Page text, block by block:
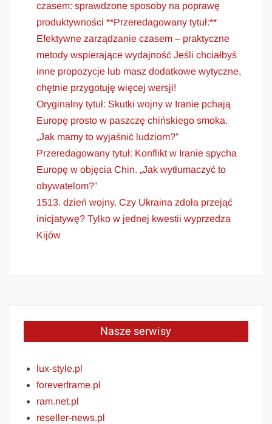
czasem: sprawdzone sposoby na poprawę
produktywności **Przeredagowany tytuł:**
Efektywne zarządzanie czasem – praktyczne
metody wspierające wydajność Jeśli chciałbyś
inne propozycje lub masz dodatkowe wytyczne,
chętnie przygotuję więcej wersji!
Oryginalny tytuł: Skutki wojny w Iranie pchają
Europę prosto w paszczę chińskiego smoka.
„Jak mamy to wyjaśnić ludziom?”
Przeredagowany tytuł: Konflikt w Iranie spycha
Europę w objęcia Chin. „Jak wytłumaczyć to
obywatelom?”
1513. dzień wojny. Czy Ukraina zdoła przejąć
inicjatywę? Tylko w jednej kwestii wyprzedza
Kijów
Nasze serwisy
lux-style.pl
foreverframe.pl
ram.net.pl
reseller-news.pl